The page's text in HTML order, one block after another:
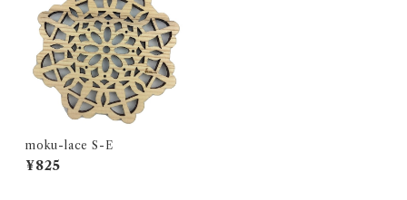
moku-lace S-E
¥825